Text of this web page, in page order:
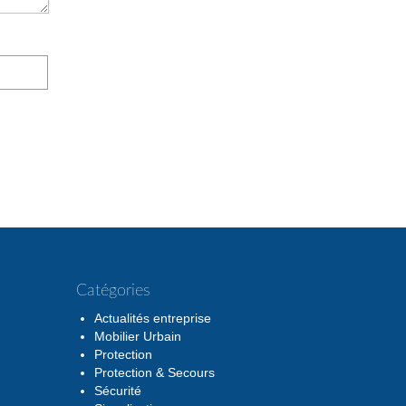
Catégories
Actualités entreprise
Mobilier Urbain
Protection
Protection & Secours
Sécurité